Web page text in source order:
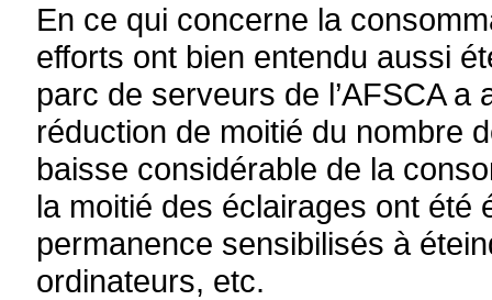
En ce qui concerne la
efforts ont bien entendu aussi
parc de serveurs de l’AFSCA
réduction de moitié du nombre
baisse considérable de la
la moitié des éclairages ont été
permanence sensibilisés à
ordinateurs, etc.